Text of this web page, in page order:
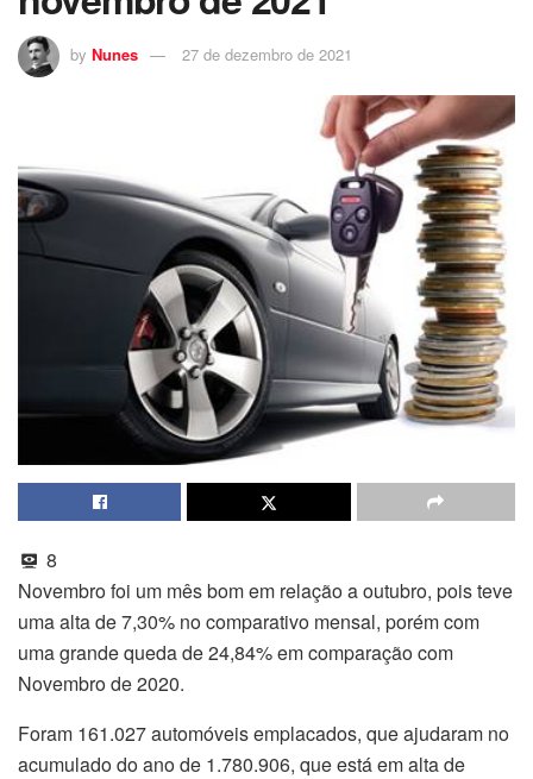
by Nunes 27 de dezembro de 2021
8
Novembro foi um mês bom em relação a outubro, pois teve
uma alta de 7,30% no comparativo mensal, porém com
uma grande queda de 24,84% em comparação com
Novembro de 2020.
Foram 161.027 automóveis emplacados, que ajudaram no
acumulado do ano de 1.780.906, que está em alta de